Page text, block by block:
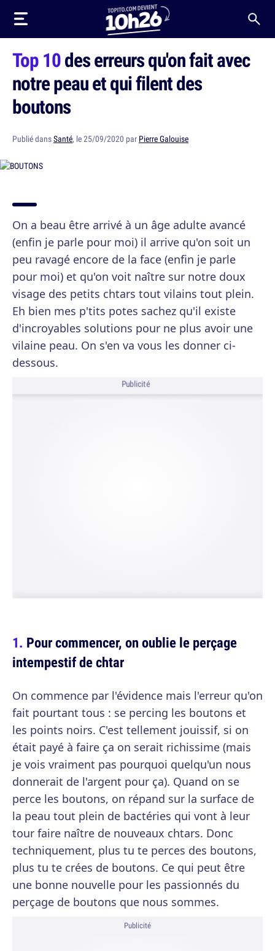
Top 10des erreurs qu'on fait avec
notre peau et qui filent des
boutons
Publié dansSanté, le 25/09/2020 par Pierre Galouise
On a beau être arrivé à un âge adulte avancé
(enfin je parle pour moi) il arrive qu'on soit un
peu ravagé encore de la face (enfin je parle
pour moi) et qu'on voit naître sur notre doux
visage des petits chtars tout vilains tout plein.
Eh bien mes p'tits potes sachez qu'il existe
d'incroyables solutions pour ne plus avoir une
vilaine peau. On s'en va vous les donner ci-
dessous.
Publicité
Pour commencer, on oublie le perçage
intempestif de chtar
On commence par l'évidence mais l'erreur qu'on
fait pourtant tous : se percing les boutons et
les points noirs. C'est tellement jouissif, si on
était payé à faire ça on serait richissime (mais
je vois vraiment pas pourquoi quelqu'un nous
donnerait de l'argent pour ça). Quand on se
perce les boutons, on répand sur la surface de
la peau tout plein de bactéries qui vont à leur
tour faire naître de nouveaux chtars. Donc
techniquement, plus tu te perces des boutons,
plus tu te crées de boutons. Ce qui peut être
une bonne nouvelle pour les passionnés du
perçage de boutons que nous sommes.
Publicité